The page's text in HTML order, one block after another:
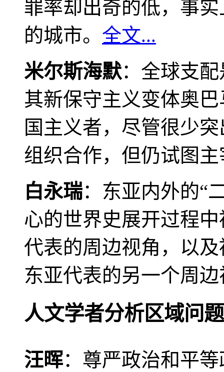
罪率却出奇的低，事
的城市。 全文...
米尔斯海默：全球支
其新保守主义变体奥
国主义者，尽管很少
组织合作，但仍试图
白永瑞：东亚内外的“
心的世界史展开过程
代表的周边视角，以
东亚代表的另一个周
人文学者分析区域问题
汪晖：尊严政治和平